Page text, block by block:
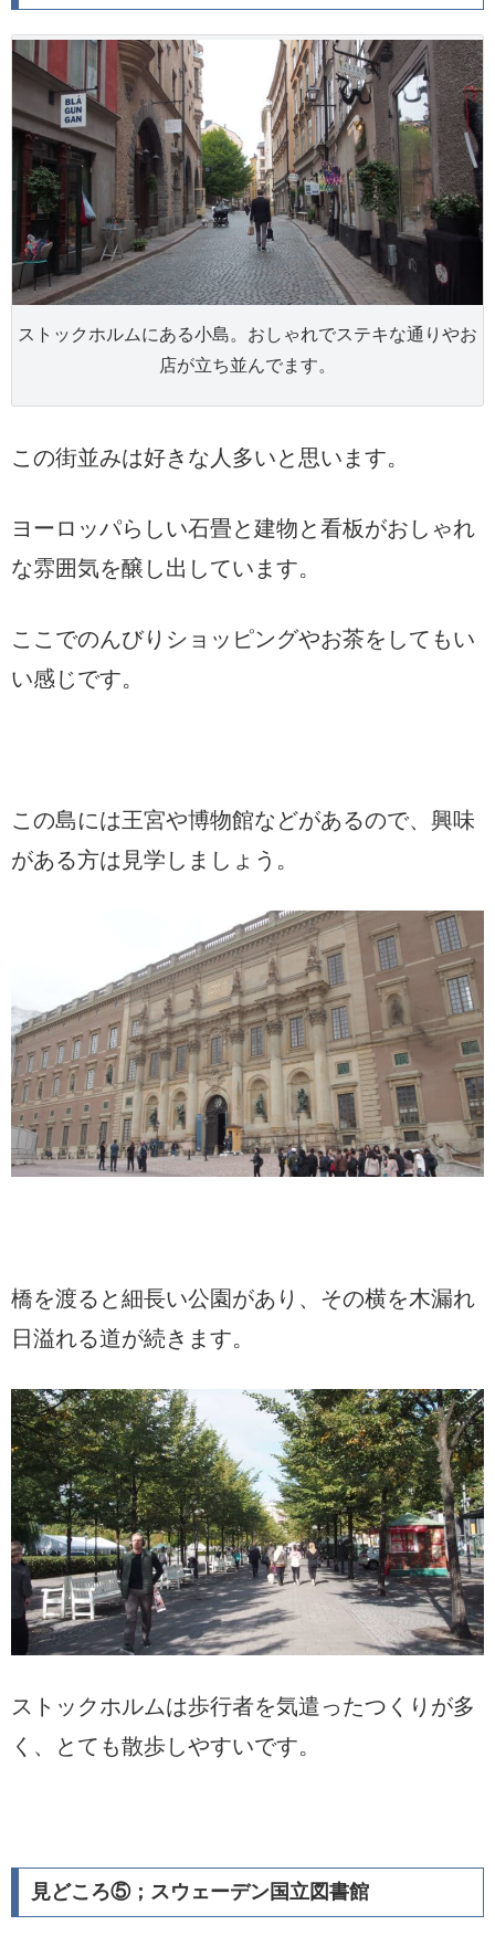
ストックホルムにある小島。おしゃれでステキな通りやお
店が立ち並んでます。
この街並みは好きな人多いと思います。
ヨーロッパらしい石畳と建物と看板がおしゃれ
な雰囲気を醸し出しています。
ここでのんびりショッピングやお茶をしてもい
い感じです。
この島には王宮や博物館などがあるので、興味
がある方は見学しましょう。
橋を渡ると細長い公園があり、その横を木漏れ
日溢れる道が続きます。
ストックホルムは歩行者を気遣ったつくりが多
く、とても散歩しやすいです。
見どころ⑤；スウェーデン国立図書館